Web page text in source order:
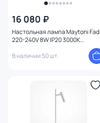
16 080 ₽
Настольная лампа Maytoni Fad
220-240V 8W IP20 3000K
В наличии 50 шт.